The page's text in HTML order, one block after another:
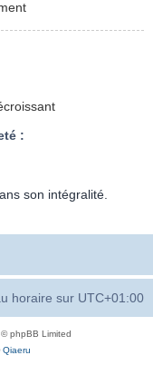
:
son intégralité.
horaire sur UTC+01:00
phpBB Limited
Qiaeru